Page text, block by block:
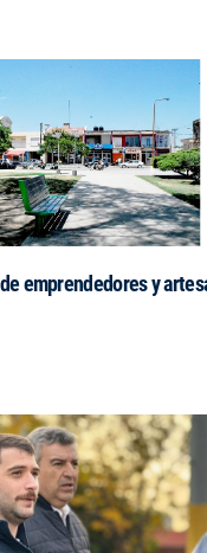
emprendedores y